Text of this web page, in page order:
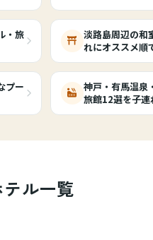
・旅
淡路島周辺の和
れにオススメ順
プー
神戸・有馬温泉
旅館12選を子
ル一覧